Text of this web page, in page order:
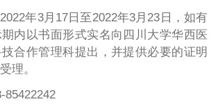
年3月17日至2022年3月23日，如有
内以书面形式实名向四川大学华西医
合作管理科提出，并提供必要的证明
理。